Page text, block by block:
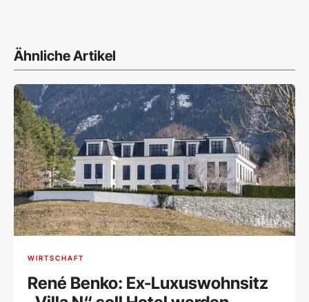
Ähnliche Artikel
WIRTSCHAFT
René Benko: Ex-Luxuswohnsitz